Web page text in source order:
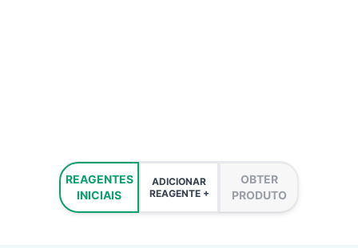
REAGENTES
INICIAIS
ADICIONAR
REAGENTE +
OBTER
PRODUTO